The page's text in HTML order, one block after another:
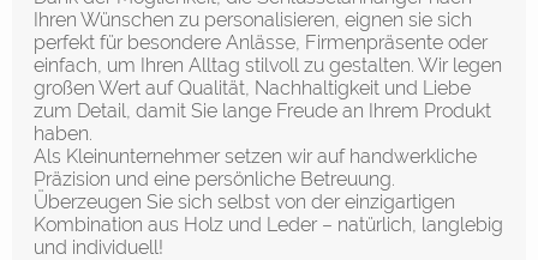
Ihren Wünschen zu personalisieren, eignen sie sich
perfekt für besondere Anlässe, Firmenpräsente oder
einfach, um Ihren Alltag stilvoll zu gestalten. Wir legen
großen Wert auf Qualität, Nachhaltigkeit und Liebe
zum Detail, damit Sie lange Freude an Ihrem Produkt
haben.
Als Kleinunternehmer setzen wir auf handwerkliche
Präzision und eine persönliche Betreuung.
Überzeugen Sie sich selbst von der einzigartigen
Kombination aus Holz und Leder – natürlich, langlebig
und individuell!